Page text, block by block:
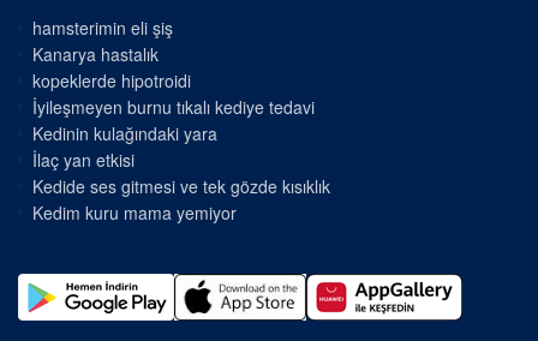
hamsterimin eli şiş
Kanarya hastalık
kopeklerde hipotroidi
İyileşmeyen burnu tıkalı kediye tedavi
Kedinin kulağındaki yara
İlaç yan etkisi
Kedide ses gitmesi ve tek gözde kısıklık
Kedim kuru mama yemiyor